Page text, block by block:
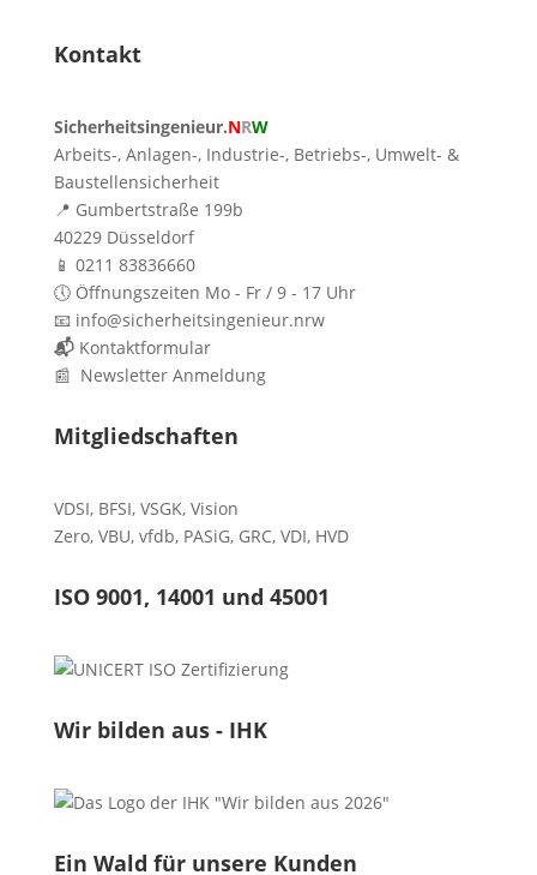
Kontakt
Sicherheitsingenieur.NRW
Arbeits-, Anlagen-, Industrie-, Betriebs-, Umwelt- &
Baustellensicherheit
📍 Gumbertstraße 199b
40229 Düsseldorf
📱 0211 83836660
🕔 Öffnungszeiten Mo - Fr / 9 - 17 Uhr
📧 info@sicherheitsingenieur.nrw
📬 Kontaktformular
📰 Newsletter Anmeldung
Mitgliedschaften
VDSI, BFSI, VSGK, Vision
Zero, VBU, vfdb, PASiG, GRC, VDI, HVD
ISO 9001, 14001 und 45001
Wir bilden aus - IHK
Ein Wald für unsere Kunden